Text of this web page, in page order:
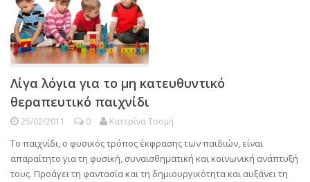
Λίγα λόγια για το μη κατευθυντικό
θεραπευτικό παιχνίδι
25/02/2011 0 Κατερίνα Τσομή
Το παιχνίδι, ο φυσικός τρόπος έκφρασης των παιδιών, είναι
απαραίτητο για τη φυσική, συναισθηματική και κοινωνική ανάπτυξή
τους. Προάγει τη φαντασία και τη δημιουργικότητα και αυξάνει τη